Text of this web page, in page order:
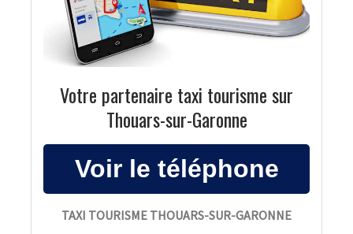
Votre partenaire taxi tourisme sur
Thouars-sur-Garonne
TAXI TOURISME THOUARS-SUR-GARONNE